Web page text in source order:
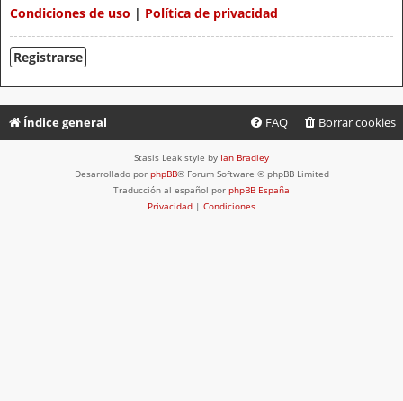
Condiciones de uso | Política de privacidad
Registrarse
Índice general Borrar cookies
FAQ
Stasis Leak style by Ian Bradley
Desarrollado por phpBB® Forum Software © phpBB Limited
Traducción al español por phpBB España
Privacidad | Condiciones